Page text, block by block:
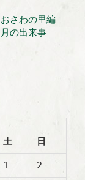
さわの里編
の出来事
土 日
1 2